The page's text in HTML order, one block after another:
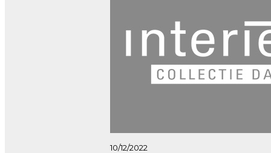
10/12/2022